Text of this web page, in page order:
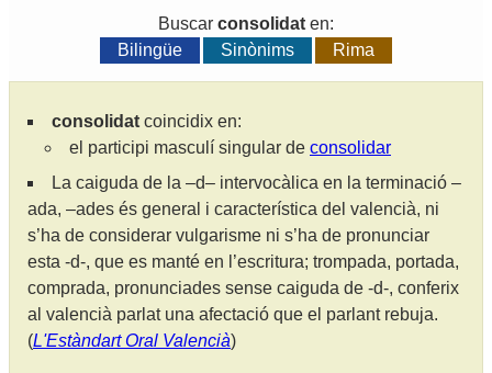
Buscar consolidat en:
Bilingüe
Sinònims Rima
consolidat coincidix en:
el participi masculí singular de consolidar
La caiguda de la –d– intervocàlica en la terminació –
ada, –ades és general i característica del valencià, ni
s’ha de considerar vulgarisme ni s’ha de pronunciar
esta -d-, que es manté en l’escritura; trompada, portada,
comprada, pronunciades sense caiguda de -d-, conferix
al valencià parlat una afectació que el parlant rebuja.
(L'Estàndart Oral Valencià)